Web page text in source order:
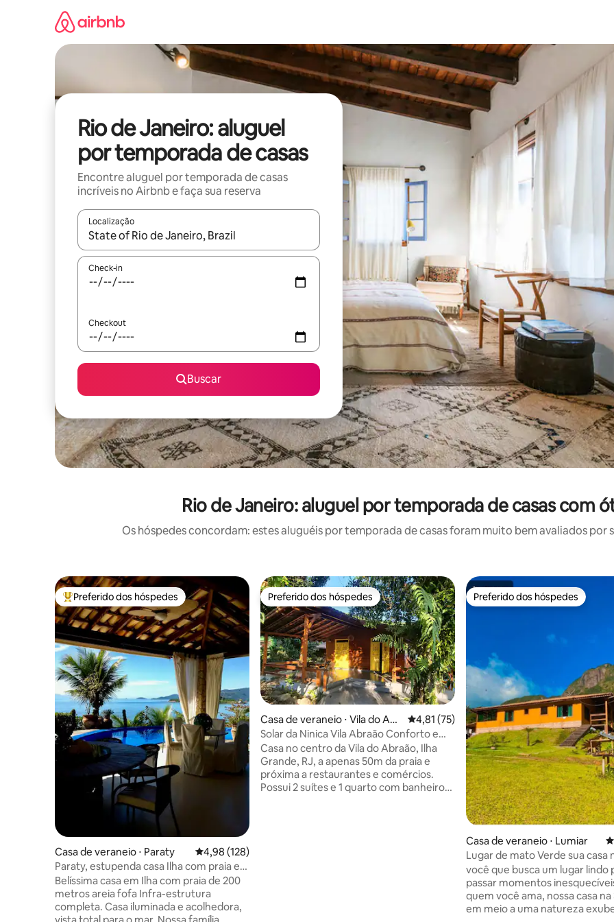
Rio de Janeiro: aluguel
por temporada de casas
Encontre aluguel por temporada de casas
incríveis no Airbnb e faça sua reserva
Localização
Quando os resultados estiverem disponíveis, explore-os usando as seta para cima e para baixo do teclado ou tocando
Check-in
Checkout
Buscar
Rio de Janeiro: aluguel por temporada de casas com
Os hóspedes concordam: estes aluguéis por temporada de casas foram muito bem avaliados por
Entre os melhores preferidos dos hóspedes
Preferido dos hóspedes
Casa de veraneio ⋅ Paraty 4,98 de uma avaliação média de 5, 128 avaliações
4,98 (128)
Paraty, estupenda casa Ilha com praia e
areia fofa
Belíssima casa em Ilha com praia de 200
metros areia fofa Infra-estrutura
completa. Casa iluminada e acolhedora,
Preferido dos hóspedes
Preferido dos hóspedes
Casa de veraneio ⋅ Vila do Abr
aão
4,81 de uma avaliação média de 5, 75
4,81 (75)
Solar da Ninica Vila Abraão Conforto e
Localização
Casa no centro da Vila do Abraão, Ilha
Grande, RJ, a apenas 50m da praia e
próxima a restaurantes e comércios.
Possui 2 suítes e 1 quarto com banheiro
Preferido dos hóspedes
Preferido dos hóspedes
Casa de veraneio ⋅ Lumiar
Lugar de mato Verde sua casa
em Lumiar.
você que busca um lugar lindo
passar momentos
quem você ama, nossa casa
em meio a uma natureza